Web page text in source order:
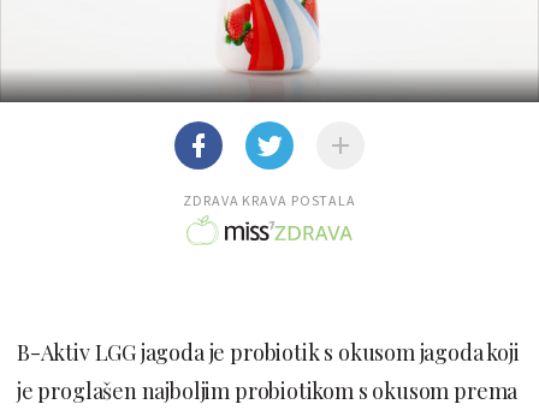
ZDRAVA KRAVA POSTALA
B-Aktiv LGG jagoda je probiotik s okusom jagoda koji
je proglašen najboljim probiotikom s okusom prema